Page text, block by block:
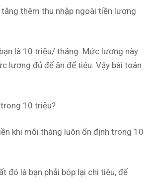
thêm thu nhập ngoài tiền lương
là 10 triệu/ tháng. Mức lương này
lương đủ để ăn để tiêu. Vậy bài toán
10 triệu?
khi mỗi tháng luôn ổn định trong 10
đó là bạn phải bóp lại chi tiêu, để